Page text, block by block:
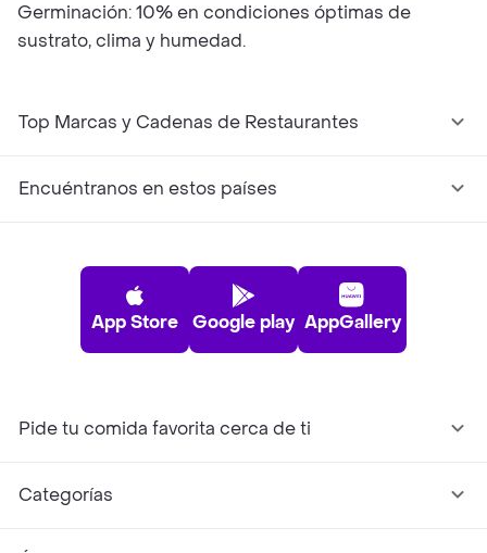
Germinación: 10% en condiciones óptimas de
sustrato, clima y humedad.
Top Marcas y Cadenas de Restaurantes
Encuéntranos en estos países
App Store Google play AppGallery
Pide tu comida favorita cerca de ti
Categorías